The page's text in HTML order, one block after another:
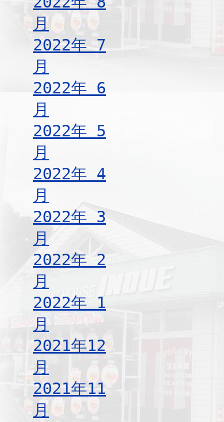
月
2022年 7
月
2022年 6
月
2022年 5
月
2022年 4
月
2022年 3
月
2022年 2
月
2022年 1
月
2021年12
月
2021年11
月